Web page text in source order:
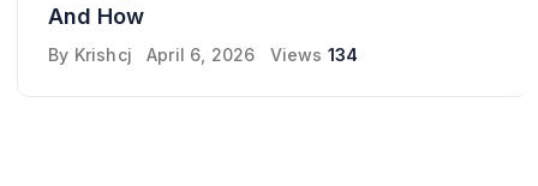
And How
By Krishcj April 6, 2026 Views 134